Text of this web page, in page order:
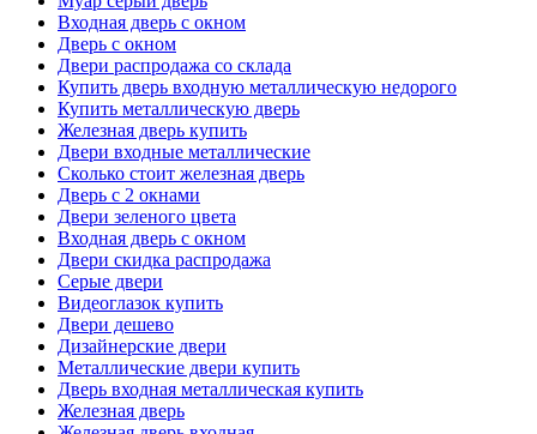
Входная дверь с окном
Дверь с окном
Двери распродажа со склада
Купить дверь входную металлическую недорого
Купить металлическую дверь
Железная дверь купить
Двери входные металлические
Сколько стоит железная дверь
Дверь с 2 окнами
Двери зеленого цвета
Входная дверь с окном
Двери скидка распродажа
Серые двери
Видеоглазок купить
Двери дешево
Дизайнерские двери
Металлические двери купить
Дверь входная металлическая купить
Железная дверь